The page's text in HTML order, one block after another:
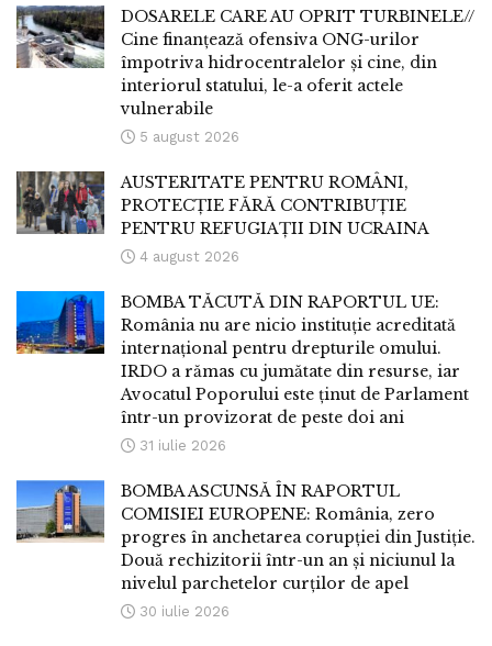
DOSARELE CARE AU OPRIT TURBINELE//
Cine finanțează ofensiva ONG-urilor
împotriva hidrocentralelor și cine, din
interiorul statului, le-a oferit actele
vulnerabile
5 august 2026
AUSTERITATE PENTRU ROMÂNI,
PROTECȚIE FĂRĂ CONTRIBUȚIE
PENTRU REFUGIAȚII DIN UCRAINA
4 august 2026
BOMBA TĂCUTĂ DIN RAPORTUL UE:
România nu are nicio instituție acreditată
internațional pentru drepturile omului.
IRDO a rămas cu jumătate din resurse, iar
Avocatul Poporului este ținut de Parlament
într-un provizorat de peste doi ani
31 iulie 2026
BOMBA ASCUNSĂ ÎN RAPORTUL
COMISIEI EUROPENE: România, zero
progres în anchetarea corupției din Justiție.
Două rechizitorii într-un an și niciunul la
nivelul parchetelor curților de apel
30 iulie 2026